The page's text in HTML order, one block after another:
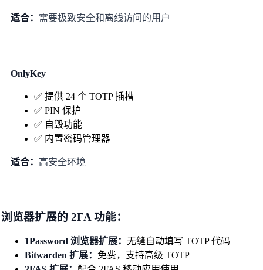
适合： 需要极致安全和离线访问的用户
OnlyKey
✅ 提供 24 个 TOTP 插槽
✅ PIN 保护
✅ 自毁功能
✅ 内置密码管理器
适合： 高安全环境
浏览器扩展的 2FA 功能：
1Password 浏览器扩展： 无缝自动填写 TOTP 代码
Bitwarden 扩展： 免费，支持高级 TOTP